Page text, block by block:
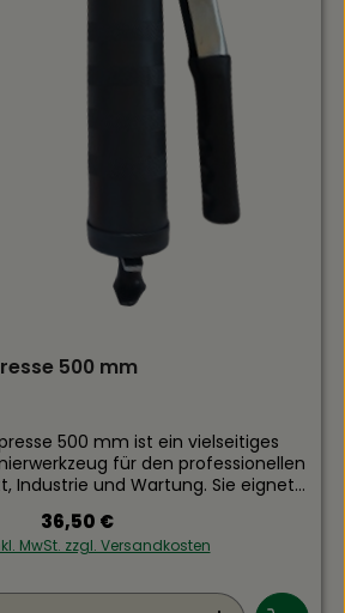
500 mm
500 mm ist ein vielseitiges
für den professionellen
loses Fett und erfüllt die
DIN 1283. Das stabile Gehäuse
Handhabung, auch bei
Regulärer Preis:
36,50 €
MwSt. zzgl. Versandkosten